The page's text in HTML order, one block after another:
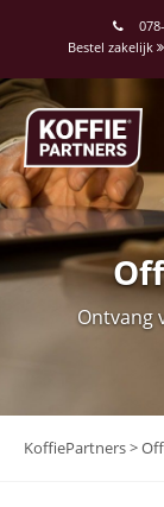
Bestel zakelijk
Ontvang
KoffiePartners>